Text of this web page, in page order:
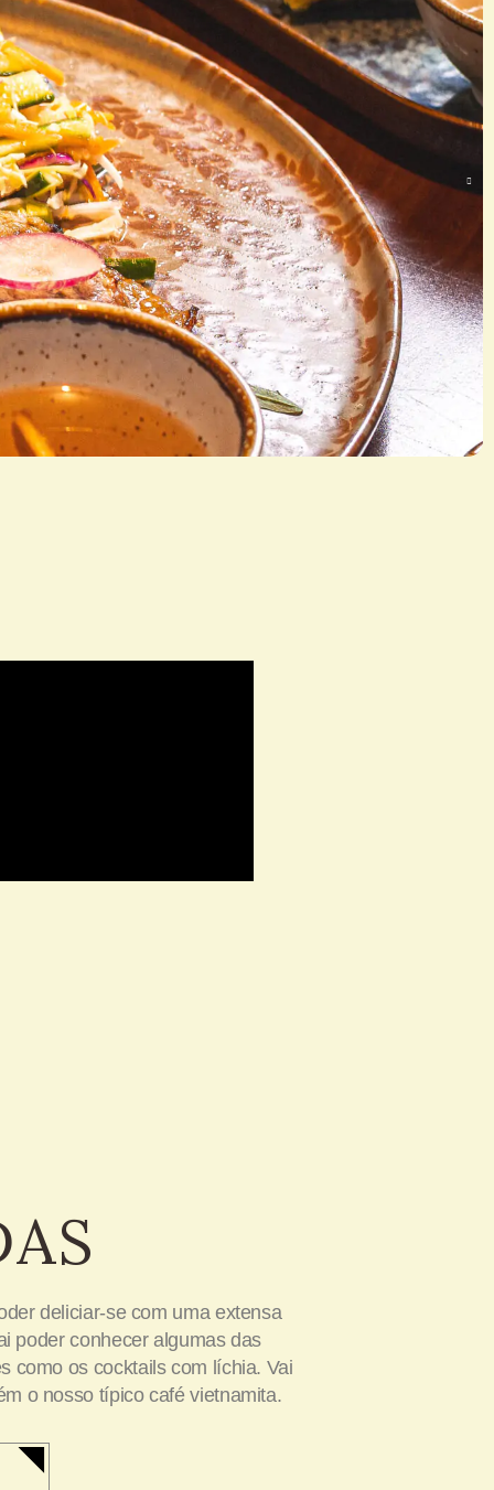
deliciar-se com uma extensa
poder conhecer algumas das
como os cocktails com líchia. Vai
o nosso típico café vietnamita.